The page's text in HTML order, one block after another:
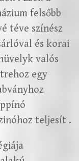
felsőbb
téve színész
és korai
valós
egy
teljesít .